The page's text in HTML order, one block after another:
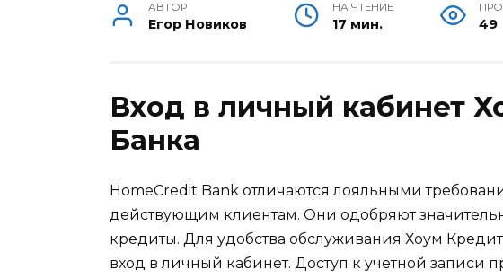
АВТОР
Егор Новиков
НА ЧТЕНИЕ
17 мин. 49
Вход в личный кабинет
Банка
HomeCredit Bank отличаются лояльными
действующим клиентам. Они одобряют
кредиты. Для удобства обслуживания Хоум
вход в личный кабинет. Доступ к учетной записи